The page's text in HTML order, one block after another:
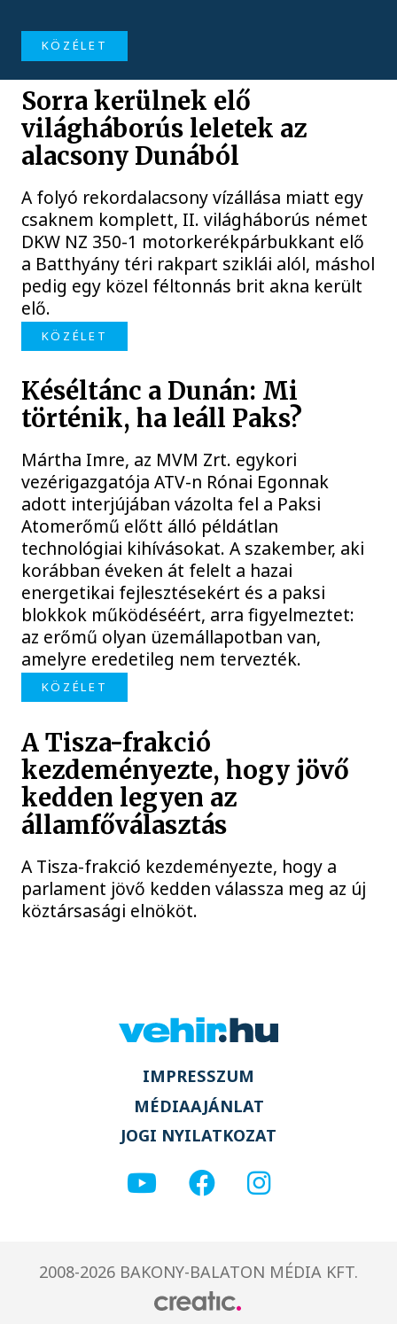
KÖZÉLET
Sorra kerülnek elő
világháborús leletek az
alacsony Dunából
A folyó rekordalacsony vízállása miatt egy
csaknem komplett, II. világháborús német
DKW NZ 350-1 motorkerékpárbukkant elő
a Batthyány téri rakpart sziklái alól, máshol
pedig egy közel féltonnás brit akna került
elő.
KÖZÉLET
Késéltánc a Dunán: Mi
történik, ha leáll Paks?
Mártha Imre, az MVM Zrt. egykori
vezérigazgatója ATV-n Rónai Egonnak
adott interjújában vázolta fel a Paksi
Atomerőmű előtt álló példátlan
technológiai kihívásokat. A szakember, aki
korábban éveken át felelt a hazai
energetikai fejlesztésekért és a paksi
blokkok működéséért, arra figyelmeztet:
az erőmű olyan üzemállapotban van,
amelyre eredetileg nem tervezték.
KÖZÉLET
A Tisza-frakció
kezdeményezte, hogy jövő
kedden legyen az
államfőválasztás
A Tisza-frakció kezdeményezte, hogy a
parlament jövő kedden válassza meg az új
köztársasági elnököt.
IMPRESSZUM
MÉDIAAJÁNLAT
JOGI NYILATKOZAT
2008-2026 BAKONY-BALATON MÉDIA KFT.